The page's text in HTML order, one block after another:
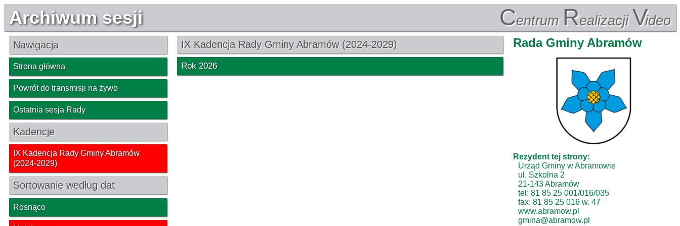
Archiwum sesji Centrum Realizacji Video
Nawigacja
Strona główna
Powrót do transmisji na żywo
Ostatnia sesja Rady
Kadencje
IX Kadencja Rady Gminy Abramów
(2024-2029)
Sortowanie według dat
Rosnąco
IX Kadencja Rady Gminy Abramów (2024-2029)
Rok 2026
Rada Gminy Abramów
Rezydent tej strony:
Urząd Gminy w Abramowie
ul. Szkolna 2
21-143 Abramów
tel: 81 85 25 001/016/035
fax: 81 85 25 016 w. 47
www.abramow.pl
gmina@abramow.pl